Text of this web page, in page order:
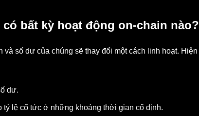
bất kỳ hoạt động on-chain nào?
số dư của chúng sẽ thay đổi một cách linh hoạt. Hiện
dư.
lệ cổ tức ở những khoảng thời gian cố định.